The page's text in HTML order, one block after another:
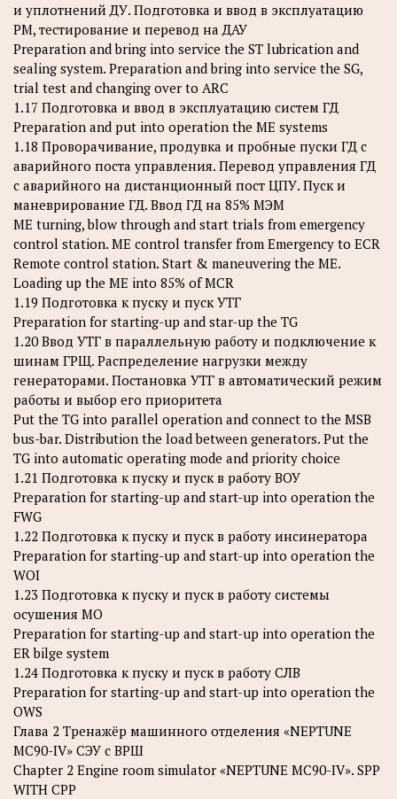
и уплотнений ДУ. Подготовка и ввод в эксплуатацию
РМ, тестирование и перевод на ДАУ
Preparation and bring into service the ST lubrication and
sealing system. Preparation and bring into service the SG,
trial test and changing over to ARC
1.17 Подготовка и ввод в эксплуатацию систем ГД
Preparation and put into operation the ME systems
1.18 Проворачивание, продувка и пробные пуски ГД с
аварийного поста управления. Перевод управления ГД
с аварийного на дистанционный пост ЦПУ. Пуск и
маневрирование ГД. Ввод ГД на 85% МЭМ
ME turning, blow through and start trials from emergency
control station. ME control transfer from Emergency to ECR
Remote control station. Start & maneuvering the ME.
Loading up the ME into 85% of MCR
1.19 Подготовка к пуску и пуск УТГ
Preparation for starting-up and star-up the TG
1.20 Ввод УТГ в параллельную работу и подключение к
шинам ГРЩ. Распределение нагрузки между
генераторами. Постановка УТГ в автоматический режим
работы и выбор его приоритета
Put the TG into parallel operation and connect to the MSB
bus-bar. Distribution the load between generators. Put the
TG into automatic operating mode and priority choice
1.21 Подготовка к пуску и пуск в работу ВОУ
Preparation for starting-up and start-up into operation the
FWG
1.22 Подготовка к пуску и пуск в работу инсинератора
Preparation for starting-up and start-up into operation the
WOI
1.23 Подготовка к пуску и пуск в работу системы
осушения МО
Preparation for starting-up and start-up into operation the
ER bilge system
1.24 Подготовка к пуску и пуск в работу СЛВ
Preparation for starting-up and start-up into operation the
OWS
Глава 2 Тренажёр машинного отделения «NEPTUNE
MC90-IV» СЭУ с ВРШ
Chapter 2 Engine room simulator «NEPTUNE MC90-IV». SPP
WITH CPP